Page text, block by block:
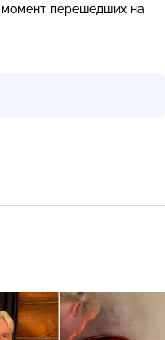
момент перешедших на